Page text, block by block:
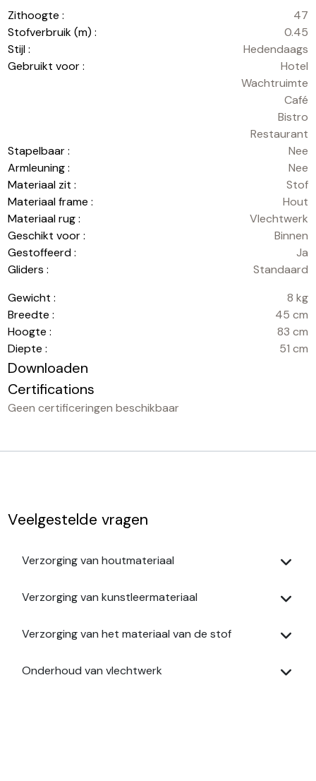
Zithoogte :
47
Stofverbruik (m) :
0.45
Stijl :
Hedendaags
Gebruikt voor :
Hotel
Wachtruimte
Café
Bistro
Restaurant
Stapelbaar :
Nee
Armleuning :
Nee
Materiaal zit :
Stof
Materiaal frame :
Hout
Materiaal rug :
Vlechtwerk
Geschikt voor :
Binnen
Gestoffeerd :
Ja
Gliders :
Standaard
Gewicht :
8 kg
Breedte :
45 cm
Hoogte :
83 cm
Diepte :
51 cm
Downloaden
Certifications
Geen certificeringen beschikbaar
Veelgestelde vragen
Verzorging van houtmateriaal
Verzorging van kunstleermateriaal
Verzorging van het materiaal van de stof
Onderhoud van vlechtwerk